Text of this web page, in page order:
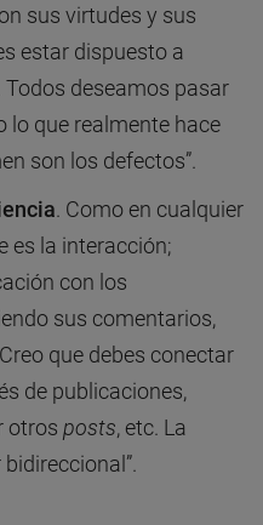
sus virtudes y sus
estar dispuesto a
deseamos pasar
lo que realmente hace
son los defectos”.
. Como en cualquier
es la interacción;
con los
sus comentarios,
que debes conectar
de publicaciones,
otros posts, etc. La